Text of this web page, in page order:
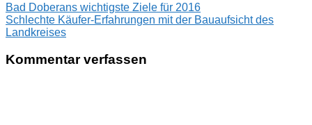
Beitragsnavigation
Vorheriger
Beitrag:
Bad Doberans wichtigste Ziele für 2016
Nächster
Beitrag:
Schlechte Käufer-Erfahrungen mit der Bauaufsicht des
Landkreises
Kommentar verfassen